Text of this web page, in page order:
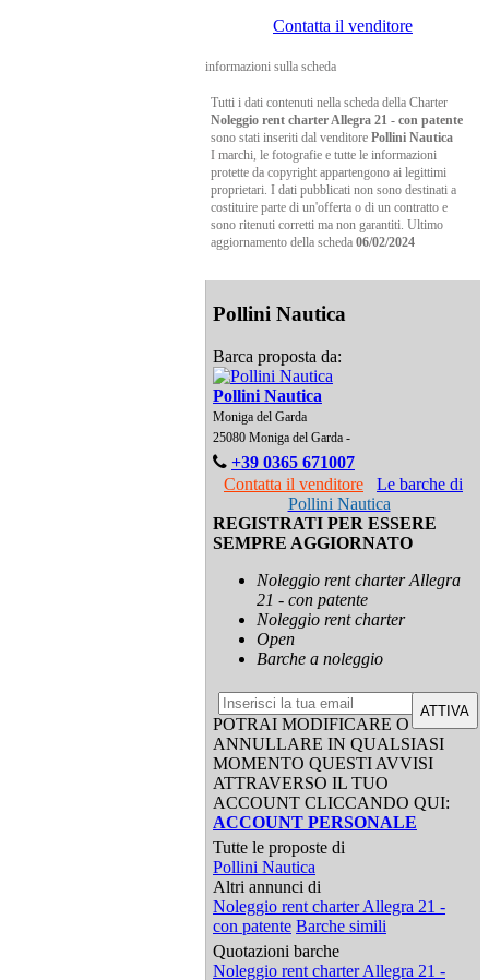
Contatta il venditore
informazioni sulla scheda
Tutti i dati contenuti nella scheda della Charter
Noleggio rent charter Allegra 21 - con patente
sono stati inseriti dal venditore Pollini Nautica
I marchi, le fotografie e tutte le informazioni
protette da copyright appartengono ai legittimi
proprietari. I dati pubblicati non sono destinati a
costituire parte di un'offerta o di un contratto e
sono ritenuti corretti ma non garantiti. Ultimo
aggiornamento della scheda 06/02/2024
Pollini Nautica
Barca proposta da:
Pollini Nautica
Moniga del Garda
25080 Moniga del Garda -
+39 0365 671007
Contatta il venditore
Le barche di
Pollini Nautica
REGISTRATI PER ESSERE
SEMPRE AGGIORNATO
Noleggio rent charter Allegra
21 - con patente
Noleggio rent charter
Open
Barche a noleggio
ATTIVA
POTRAI MODIFICARE O
ANNULLARE IN QUALSIASI
MOMENTO QUESTI AVVISI
ATTRAVERSO IL TUO
ACCOUNT CLICCANDO QUI:
ACCOUNT PERSONALE
Tutte le proposte di
Pollini Nautica
Altri annunci di
Noleggio rent charter Allegra 21 -
con patente Barche simili
Quotazioni barche
Noleggio rent charter Allegra 21 -